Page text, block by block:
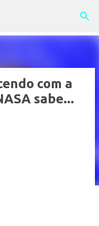
principal
com a
sabe...